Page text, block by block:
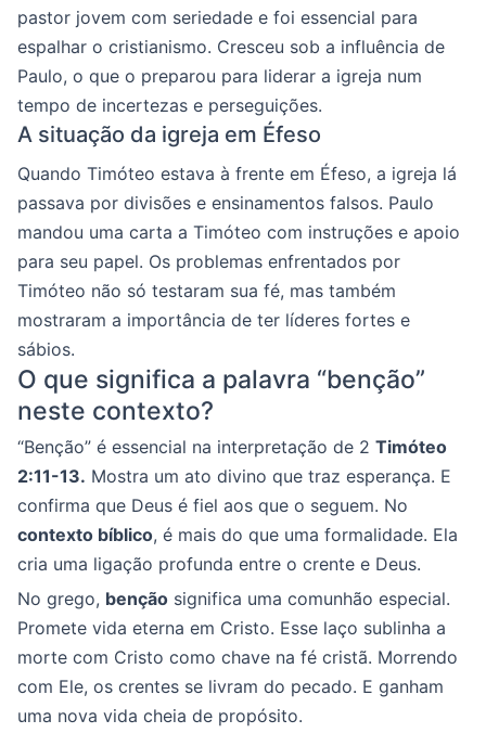
pastor jovem com seriedade e foi essencial para
espalhar o cristianismo. Cresceu sob a influência de
Paulo, o que o preparou para liderar a igreja num
tempo de incertezas e perseguições.
A situação da igreja em Éfeso
Quando Timóteo estava à frente em Éfeso, a igreja lá
passava por divisões e ensinamentos falsos. Paulo
mandou uma carta a Timóteo com instruções e apoio
para seu papel. Os problemas enfrentados por
Timóteo não só testaram sua fé, mas também
mostraram a importância de ter líderes fortes e
sábios.
O que significa a palavra “benção”
neste contexto?
“Benção” é essencial na interpretação de 2 Timóteo
2:11-13. Mostra um ato divino que traz esperança. E
confirma que Deus é fiel aos que o seguem. No
contexto bíblico, é mais do que uma formalidade. Ela
cria uma ligação profunda entre o crente e Deus.
No grego, benção significa uma comunhão especial.
Promete vida eterna em Cristo. Esse laço sublinha a
morte com Cristo como chave na fé cristã. Morrendo
com Ele, os crentes se livram do pecado. E ganham
uma nova vida cheia de propósito.